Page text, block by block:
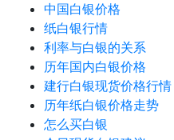
中国白银价格
纸白银行情
利率与白银的关系
历年国内白银价格
建行白银现货价格行情
历年纸白银价格走势
怎么买白银